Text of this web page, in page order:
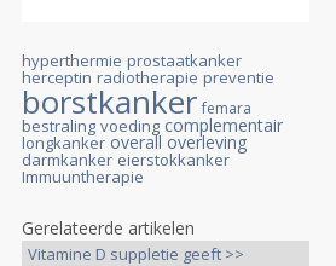
hyperthermie prostaatkanker
herceptin radiotherapie preventie
borstkanker femara
bestraling voeding complementair
longkanker overall overleving
darmkanker eierstokkanker
Immuuntherapie
Gerelateerde artikelen
Vitamine D suppletie geeft >>